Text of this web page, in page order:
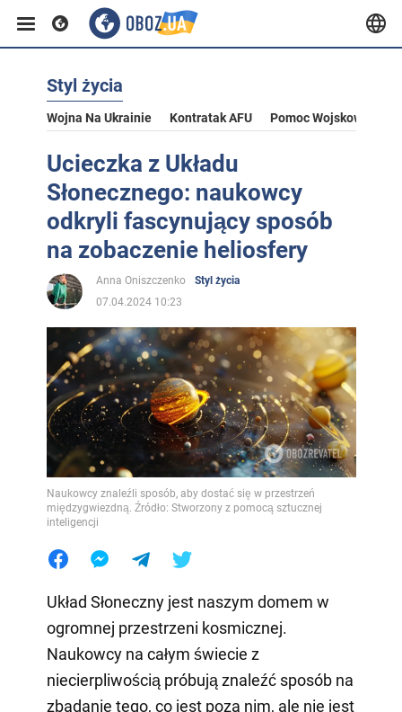
Styl życia
Wojna Na Ukrainie Kontratak AFU Pomoc Wojskowa Dla
Ucieczka z Układu
Słonecznego: naukowcy
odkryli fascynujący sposób
na zobaczenie heliosfery
Anna Oniszczenko
Styl życia
07.04.2024 10:23
Naukowcy znaleźli sposób, aby dostać się w przestrzeń
międzygwiezdną. Źródło: Stworzony z pomocą sztucznej
inteligencji
Układ Słoneczny jest naszym domem w
ogromnej przestrzeni kosmicznej.
Naukowcy na całym świecie z
niecierpliwością próbują znaleźć sposób na
zbadanie tego, co jest poza nim, ale nie jest